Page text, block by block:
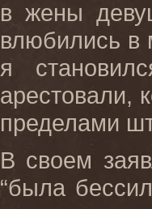
в жены
влюбились в
я
арестовали,
пределами
В своем
“была